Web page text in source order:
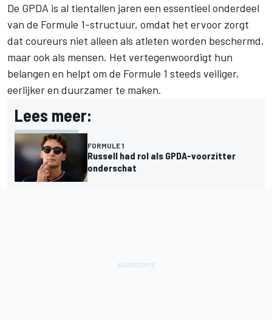
De GPDA is al tientallen jaren een essentieel onderdeel
van de Formule 1-structuur, omdat het ervoor zorgt
dat coureurs niet alleen als atleten worden beschermd,
maar ook als mensen. Het vertegenwoordigt hun
belangen en helpt om de Formule 1 steeds veiliger,
eerlijker en duurzamer te maken.
Lees meer:
FORMULE 1
Russell had rol als GPDA-voorzitter
onderschat